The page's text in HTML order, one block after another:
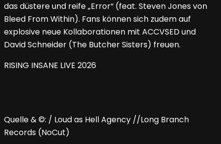
das düstere und reife „Error“ (feat. Steven Jones von
Bleed From Within). Fans können sich zudem auf
explosive neue Kollaborationen mit ACCVSED und
David Schneider (The Butcher Sisters) freuen.
RISING INSANE LIVE 2026
Quelle & ©: / Loud as Hell Agency //Long Branch
Records (NoCut)